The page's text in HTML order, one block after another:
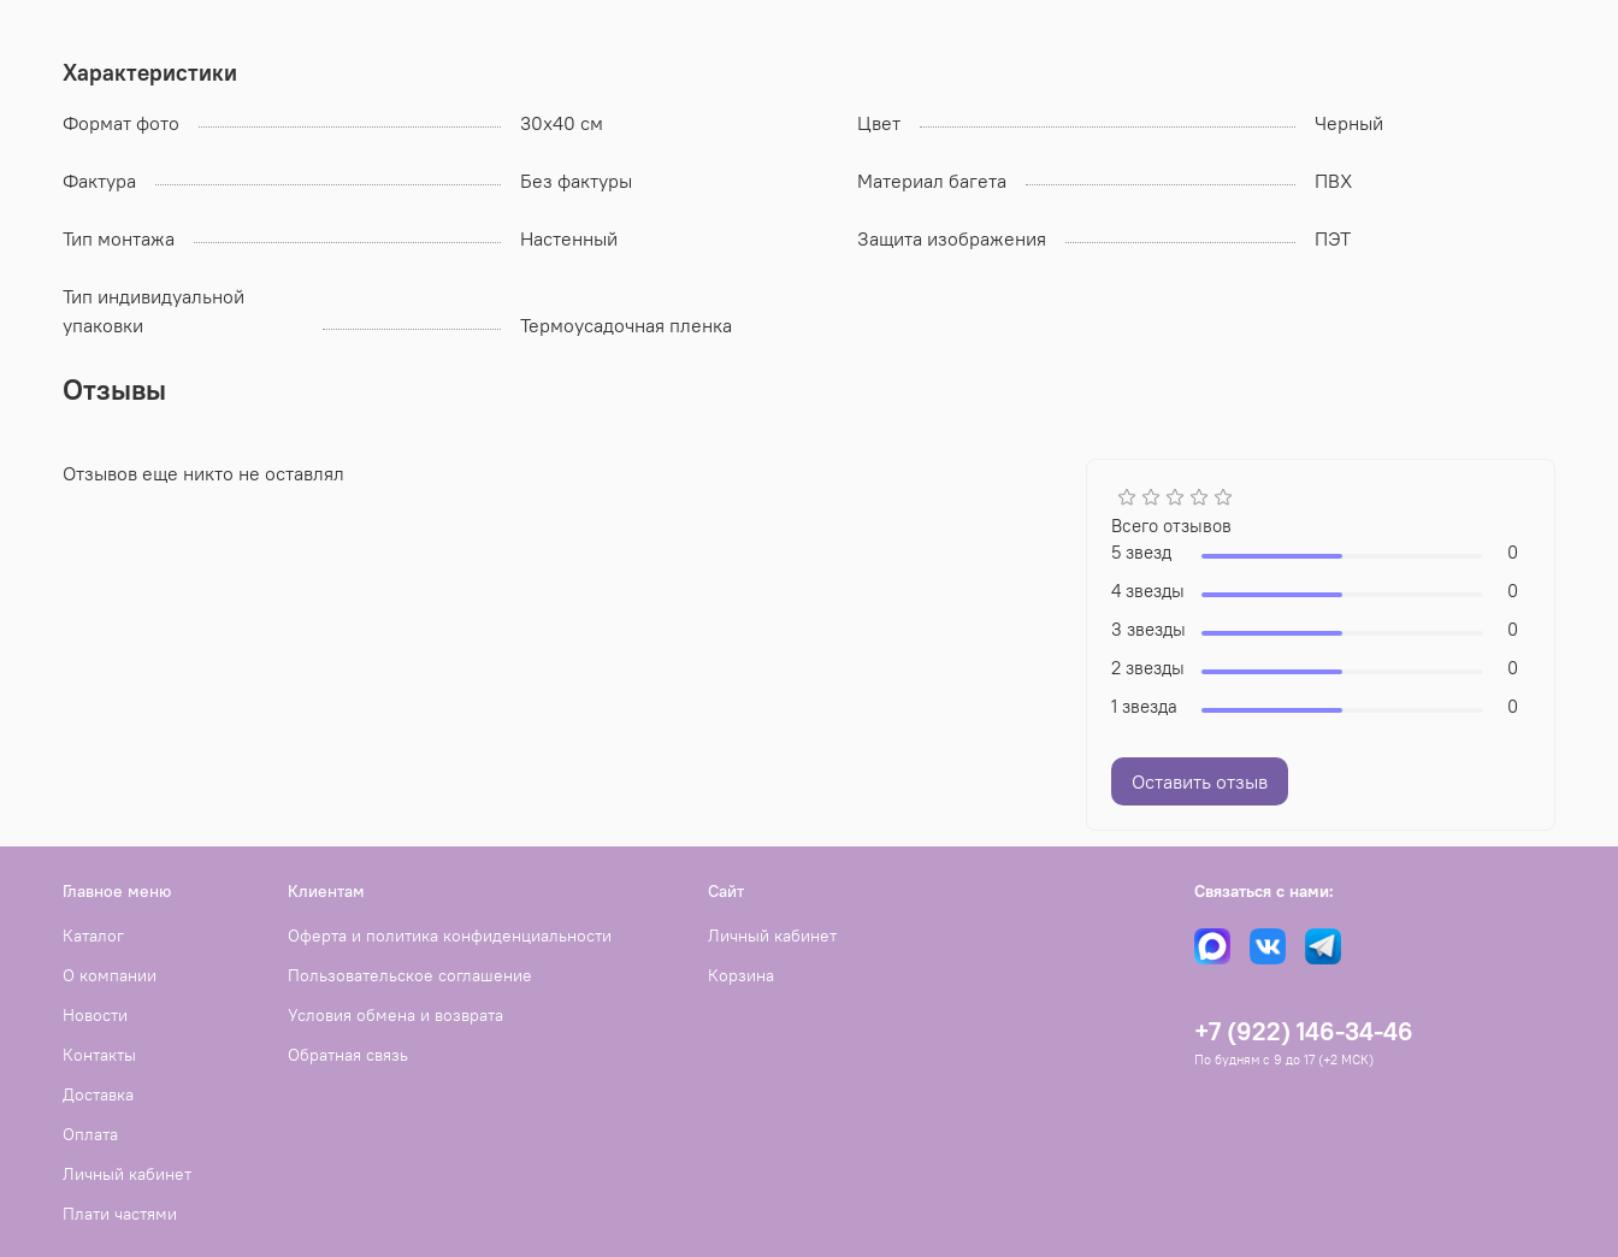
Характеристики
Формат фото 30х40 см Цвет Черный
Фактура Без фактуры Материал багета ПВХ
Тип монтажа Настенный Защита изображения ПЭТ
Тип индивидуальной
упаковки
Термоусадочная пленка
Отзывы
Отзывов еще никто не оставлял
Всего отзывов
5 звезд
0
4 звезды
0
3 звезды
0
2 звезды
0
1 звезда
0
Оставить отзыв
Главное меню
Каталог
О компании
Новости
Контакты
Доставка
Оплата
Личный кабинет
Плати частями
Клиентам
Оферта и политика конфиденциальности
Пользовательское соглашение
Условия обмена и возврата
Обратная связь
Сайт
Личный кабинет
Корзина
Связаться с нами:
+7 (922) 146-34-46
По будням с 9 до 17 (+2 МСК)